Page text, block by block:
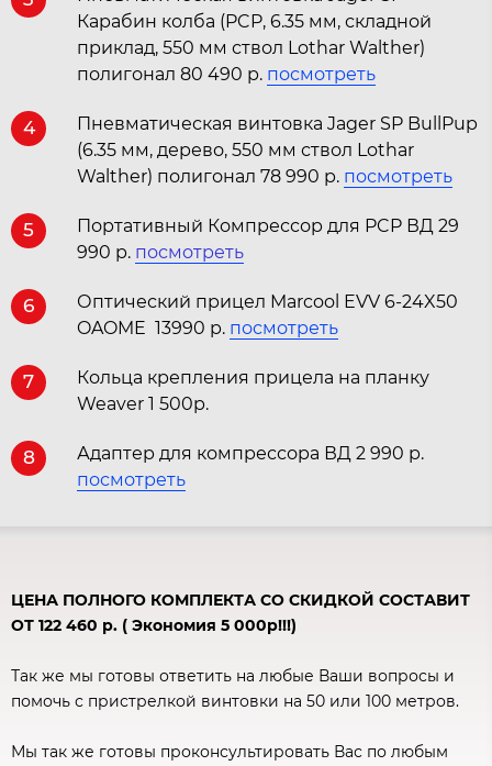
Карабин колба (PCP, 6.35 мм, складной
приклад, 550 мм ствол Lothar Walther)
полигонал 80 490 р. посмотреть
4
Пневматическая винтовка Jager SP BullPup
(6.35 мм, дерево, 550 мм ствол Lothar
Walther) полигонал 78 990 р. посмотреть
5
Портативный Компрессор для PCP ВД 29
990 р. посмотреть
6
Оптический прицел Marcool EVV 6-24X50
OAOME 13990 р. посмотреть
7
Кольца крепления прицела на планку
Weaver 1 500р.
8
Адаптер для компрессора ВД 2 990 р.
посмотреть
ЦЕНА ПОЛНОГО КОМПЛЕКТА СО СКИДКОЙ СОСТАВИТ
ОТ 122 460 р. ( Экономия 5 000р!!!)
Так же мы готовы ответить на любые Ваши вопросы и
помочь с пристрелкой винтовки на 50 или 100 метров.
Мы так же готовы проконсультировать Вас по любым